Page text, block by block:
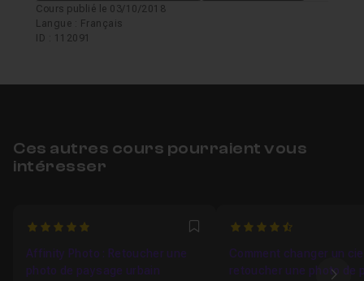
Cours publié le 03/10/2018
Langue : Français
ID : 112091
Ces autres cours pourraient vous
intéresser
5 Favori
Affinity Photo : Retoucher une
photo de paysage urbain
4.7647058823529
Comment changer un
retoucher une photo de